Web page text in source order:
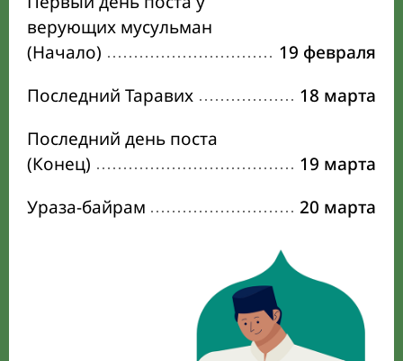
верующих мусульман
(Начало)
19 февраля
Последний Таравих
18 марта
Последний день поста
(Конец)
19 марта
Ураза-байрам
20 марта